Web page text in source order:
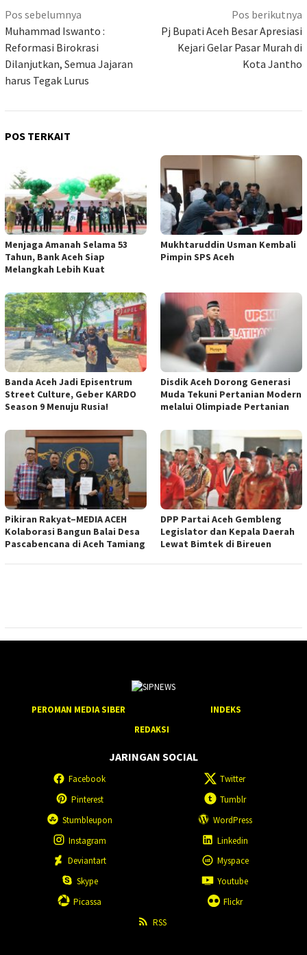
Navigasi
pos
Pos sebelumnya
Muhammad Iswanto :
Reformasi Birokrasi
Dilanjutkan, Semua Jajaran
harus Tegak Lurus
Pos berikutnya
Pj Bupati Aceh Besar Apresiasi
Kejari Gelar Pasar Murah di
Kota Jantho
POS TERKAIT
Menjaga Amanah Selama 53
Tahun, Bank Aceh Siap
Melangkah Lebih Kuat
Mukhtaruddin Usman Kembali
Pimpin SPS Aceh
Banda Aceh Jadi Episentrum
Street Culture, Geber KARDO
Season 9 Menuju Rusia!
Disdik Aceh Dorong Generasi
Muda Tekuni Pertanian Modern
melalui Olimpiade Pertanian
Pikiran Rakyat–MEDIA ACEH
Kolaborasi Bangun Balai Desa
Pascabencana di Aceh Tamiang
DPP Partai Aceh Gembleng
Legislator dan Kepala Daerah
Lewat Bimtek di Bireuen
PEROMAN MEDIA SIBER
INDEKS
REDAKSI
JARINGAN SOCIAL
Facebook
Twitter
Pinterest
Tumblr
Stumbleupon
WordPress
Instagram
Linkedin
Deviantart
Myspace
Skype
Youtube
Picassa
Flickr
RSS